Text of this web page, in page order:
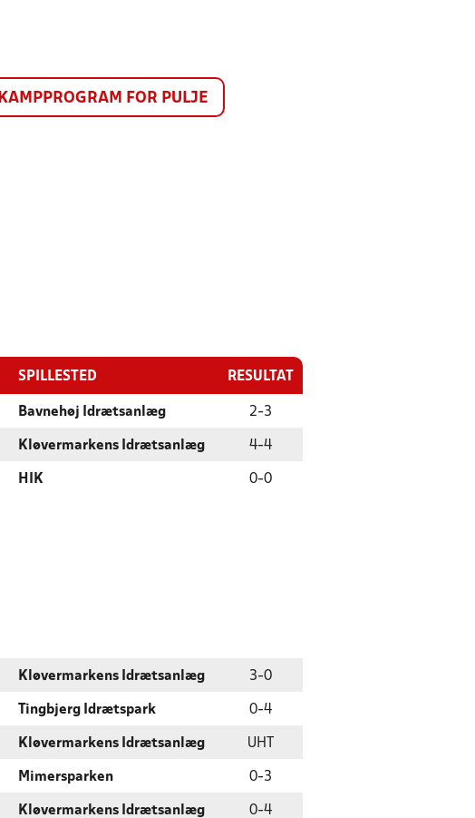
KAMPPROGRAM FOR PULJE
SPILLESTED RESULTAT
Bavnehøj Idrætsanlæg 2-3
Kløvermarkens Idrætsanlæg 4-4
HIK 0-0
Kløvermarkens Idrætsanlæg 3-0
Tingbjerg Idrætspark 0-4
Kløvermarkens Idrætsanlæg UHT
Mimersparken 0-3
Kløvermarkens Idrætsanlæg 0-4